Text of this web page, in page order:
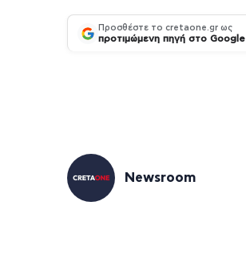
Προσθέστε το cretaone.gr ως
προτιμώμενη πηγή στο Google
Newsroom